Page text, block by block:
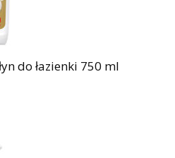
do łazienki 750 ml